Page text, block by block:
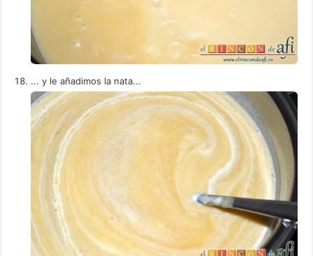
... y le añadimos la nata...